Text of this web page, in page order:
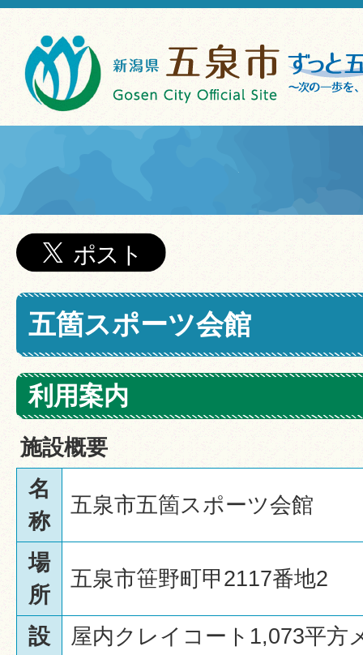
五箇スポーツ会館
利用案内
施設概要
名
称
五泉市五箇スポーツ会館
場
所
五泉市笹野町甲2117番地2
設
屋内クレイコート1,073平方